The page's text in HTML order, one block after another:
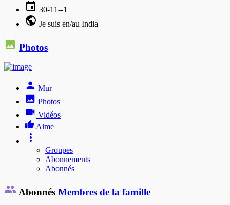
30-11--1
Je suis en/au India
Photos
Mur
Photos
Vidéos
Aime
Groupes
Abonnements
Abonnés
Abonnés Membres de la famille